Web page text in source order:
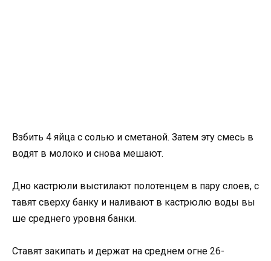
Взбить 4 яйца с солью и сметаной. Затем эту смесь в
водят в молоко и снова мешают.
Дно кастрюли выстилают полотенцем в пару слоев, с
тавят сверху банку и наливают в кастрюлю воды вы
ше среднего уровня банки.
Ставят закипать и держат на среднем огне 26-